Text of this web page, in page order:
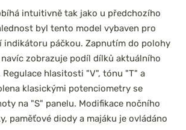
intuitivně tak jako u předchozího
byl tento model vybaven pro
indikátoru páčkou. Zapnutím do polohy
navíc zobrazuje podíl dílků aktuálního
hlasitosti "V", tónu "T" a
klasickými potenciometry se
na "S" panelu. Modifikace nočního
paměťové diody a majáku je ovládáno